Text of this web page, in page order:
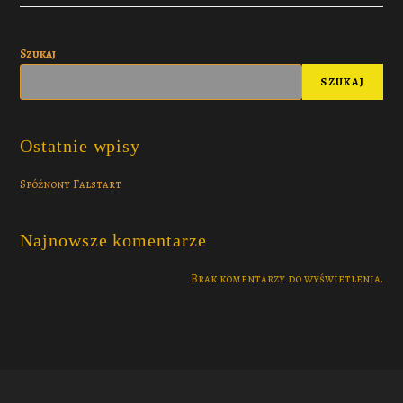
Szukaj
SZUKAJ
Ostatnie wpisy
Spóźnony Falstart
Najnowsze komentarze
Brak komentarzy do wyświetlenia.